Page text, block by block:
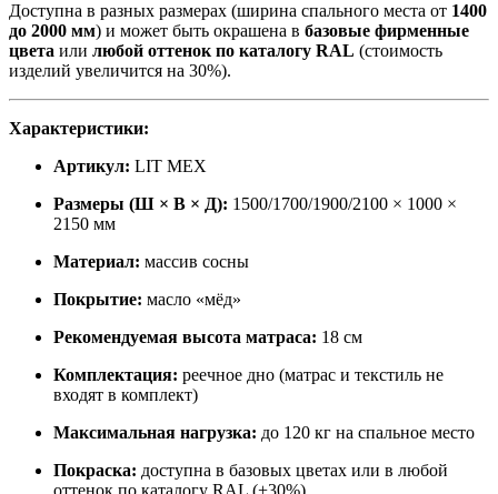
Доступна в разных размерах (ширина спального места от 1400
до 2000 мм) и может быть окрашена в базовые фирменные
цвета или любой оттенок по каталогу RAL (стоимость
изделий увеличится на 30%).
Характеристики:
Артикул: LIT MEX
Размеры (Ш × В × Д): 1500/1700/1900/2100 × 1000 ×
2150 мм
Материал: массив сосны
Покрытие: масло «мёд»
Рекомендуемая высота матраса: 18 см
Комплектация: реечное дно (матрас и текстиль не
входят в комплект)
Максимальная нагрузка: до 120 кг на спальное место
Покраска: доступна в базовых цветах или в любой